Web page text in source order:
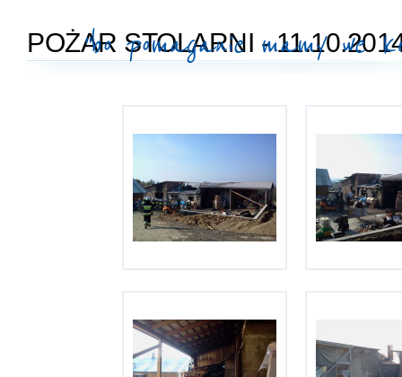
"bo pomaganie mamy we
POŻAR STOLARNI -